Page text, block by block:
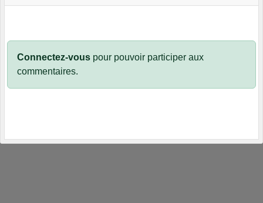
Connectez-vous pour pouvoir participer aux
commentaires.